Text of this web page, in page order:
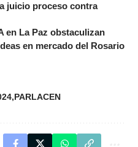
juicio proceso contra
en La Paz obstaculizan
en mercado del Rosario
PARLACEN